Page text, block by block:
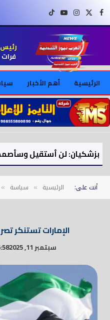
فيسبوكX (Twitter)
إنستغراميوتيوبتيك توك
رئيس
الرئيسية أهم الأخبار
بزشكيان: لن أستقيل
أنت على: الرئيسية » سياسة »
الإمارات تستنكر
سبتمبر 11, 2025